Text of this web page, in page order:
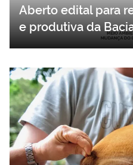
Aberto edital para
e produtiva da